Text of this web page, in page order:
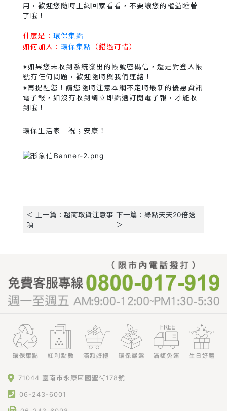
用，歡迎您隨時上網回家看看，不要讓您的權益睡著
了哦！
什麼是： 環保集點
如何加入： 環保集點 （錯過可惜）
※如果您未收到系統發出的帳號密碼信，還是對登入帳
號有任何問題，歡迎隨時與我們連絡！
※再提醒您！請您隨時注意本網不定時最新的優惠資訊
電子報，如沒有收到請立即點選訂閱電子報，才能收
到哦！
環保生活家 祝；安康！
＜ 上一篇：超商取貨注意事
項
下一篇：綠點天天20倍送
＞
71044 臺南市永康區國聖街178號
06-243-6001